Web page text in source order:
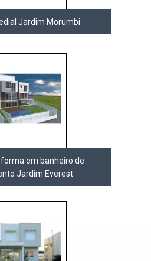
Jardim Morumbi
em banheiro de
Jardim Everest